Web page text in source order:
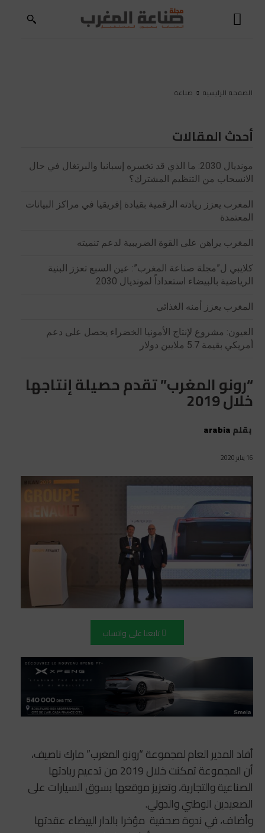
الصفحة الرئيسية صناعة
أحدث المقالات
مونديال 2030: ما الذي قد تخسره إسبانيا والبرتغال في حال
الانسحاب من التنظيم المشترك؟
المغرب يعزز ريادته الرقمية بقيادة إفريقيا في مراكز البيانات
المعتمدة
المغرب يراهن على القوة الضريبية لدعم تنميته
كلايبي ل”مجلة صناعة المغرب”: عين السبع تعزز البنية
الرياضية بالبيضاء استعداداً لمونديال 2030
المغرب يعزز أمنه الغذائي
العيون: مشروع لإنتاج الأمونيا الخضراء يحصل على دعم
أمريكي بقيمة 5.7 ملايين دولار
“رونو المغرب” تقدم حصيلة إنتاجها
خلال 2019
بقلمarabia
16 يناير 2020
تابعنا على واتساب
أفاد المدير العام لمجموعة “رونو المغرب” مارك ناصيف،
أن المجموعة تمكنت خلال 2019 من تدعيم ريادتها
الصناعية والتجارية، وتعزيز موقعها بسوق السيارات على
الصعيدين الوطني والدولي.
وأضاف، في ندوة صحفية مؤخرا بالدار الييضاء عقدتها